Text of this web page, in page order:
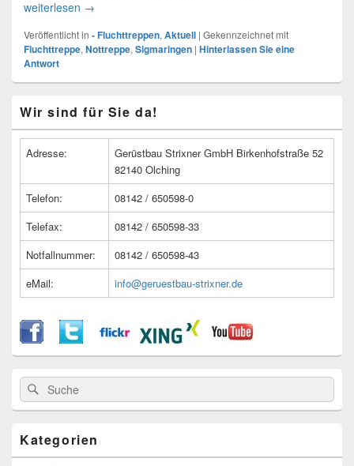
weiterlesen Fluchttreppe für Sigmaringen
→
Veröffentlicht in - Fluchttreppen, Aktuell | Gekennzeichnet mit
Fluchttreppe, Nottreppe, Sigmaringen | Hinterlassen Sie eine
Antwort
Seitenleisten
Widget-
Wir sind für Sie da!
Adresse:
Gerüstbau Strixner GmbH Birkenhofstraße 52
82140 Olching
Telefon:
08142 / 650598-0
Telefax:
08142 / 650598-33
Notfallnummer:
08142 / 650598-43
eMail:
info@geruestbau-strixner.de
Suche
nach:
Suche
Kategorien